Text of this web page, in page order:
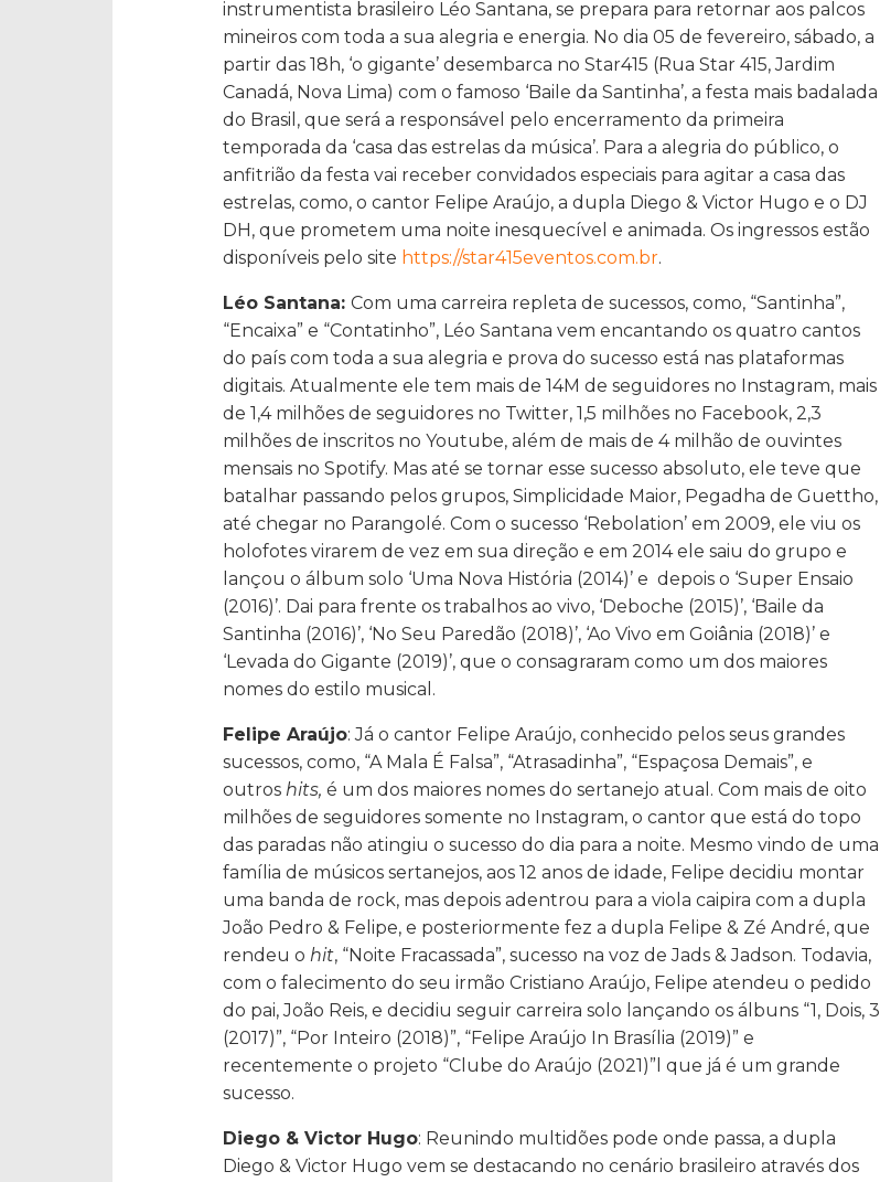
instrumentista brasileiro Léo Santana, se prepara para retornar aos palcos
mineiros com toda a sua alegria e energia. No dia 05 de fevereiro, sábado, a
partir das 18h, ‘o gigante’ desembarca no Star415 (Rua Star 415, Jardim
Canadá, Nova Lima) com o famoso ‘Baile da Santinha’, a festa mais badalada
do Brasil, que será a responsável pelo encerramento da primeira
temporada da ‘casa das estrelas da música’. Para a alegria do público, o
anfitrião da festa vai receber convidados especiais para agitar a casa das
estrelas, como, o cantor Felipe Araújo, a dupla Diego & Victor Hugo e o DJ
DH, que prometem uma noite inesquecível e animada. Os ingressos estão
disponíveis pelo site https://star415eventos.com.br.
Léo Santana: Com uma carreira repleta de sucessos, como, “Santinha”,
“Encaixa” e “Contatinho”, Léo Santana vem encantando os quatro cantos
do país com toda a sua alegria e prova do sucesso está nas plataformas
digitais. Atualmente ele tem mais de 14M de seguidores no Instagram, mais
de 1,4 milhões de seguidores no Twitter, 1,5 milhões no Facebook, 2,3
milhões de inscritos no Youtube, além de mais de 4 milhão de ouvintes
mensais no Spotify. Mas até se tornar esse sucesso absoluto, ele teve que
batalhar passando pelos grupos, Simplicidade Maior, Pegadha de Guettho,
até chegar no Parangolé. Com o sucesso ‘Rebolation’ em 2009, ele viu os
holofotes virarem de vez em sua direção e em 2014 ele saiu do grupo e
lançou o álbum solo ‘Uma Nova História (2014)’ e depois o ‘Super Ensaio
(2016)’. Dai para frente os trabalhos ao vivo, ‘Deboche (2015)’, ‘Baile da
Santinha (2016)’, ‘No Seu Paredão (2018)’, ‘Ao Vivo em Goiânia (2018)’ e
‘Levada do Gigante (2019)’, que o consagraram como um dos maiores
nomes do estilo musical.
Felipe Araújo: Já o cantor Felipe Araújo, conhecido pelos seus grandes
sucessos, como, “A Mala É Falsa”, “Atrasadinha”, “Espaçosa Demais”, e
outros hits, é um dos maiores nomes do sertanejo atual. Com mais de oito
milhões de seguidores somente no Instagram, o cantor que está do topo
das paradas não atingiu o sucesso do dia para a noite. Mesmo vindo de uma
família de músicos sertanejos, aos 12 anos de idade, Felipe decidiu montar
uma banda de rock, mas depois adentrou para a viola caipira com a dupla
João Pedro & Felipe, e posteriormente fez a dupla Felipe & Zé André, que
rendeu o hit, “Noite Fracassada”, sucesso na voz de Jads & Jadson. Todavia,
com o falecimento do seu irmão Cristiano Araújo, Felipe atendeu o pedido
do pai, João Reis, e decidiu seguir carreira solo lançando os álbuns “1, Dois, 3
(2017)”, “Por Inteiro (2018)”, “Felipe Araújo In Brasília (2019)” e
recentemente o projeto “Clube do Araújo (2021)”l que já é um grande
sucesso.
Diego & Victor Hugo: Reunindo multidões pode onde passa, a dupla
Diego & Victor Hugo vem se destacando no cenário brasileiro através dos